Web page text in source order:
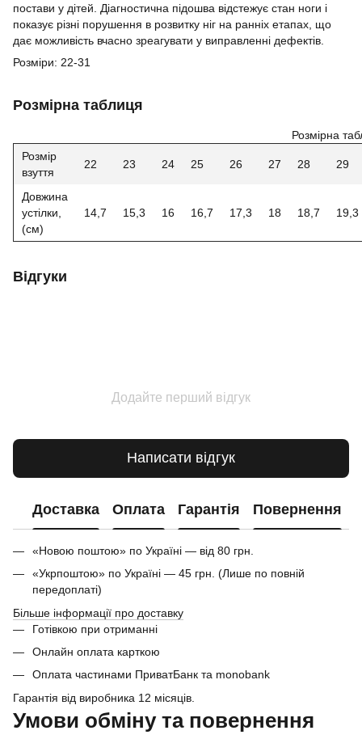
постави у дітей. Діагностична підошва відстежує стан ноги і
показує різні порушення в розвитку ніг на ранніх етапах, що
дає можливість вчасно зреагувати у виправленні дефектів.
Розміри: 22-31
Розмірна таблиця
Розмірна
Розмір
взуття
22 23 24 25 26 27 28 29
Довжина
устілки,
(см)
14,7 15,3 16 16,7 17,3 18 18,7 19,3
Відгуки
Додайте перший відгук
Написати відгук
Доставка Оплата Гарантія Повернення
«Новою поштою» по Україні — від 80 грн.
«Укрпоштою» по Україні — 45 грн. (Лише по повній
передоплаті)
Більше інформації про доставку
Готівкою при отриманні
Онлайн оплата карткою
Оплата частинами ПриватБанк та monobank
Гарантія від виробника 12 місяців.
Умови обміну та повернення